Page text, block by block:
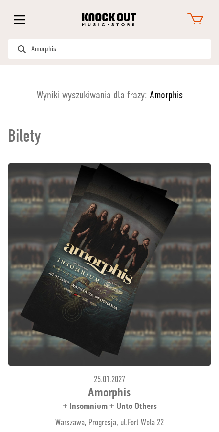
Wyniki wyszukiwania dla frazy: Amorphis
Bilety
25.01.2027
Amorphis
+ Insomnium + Unto Others
Warszawa, Progresja, ul.Fort Wola 22